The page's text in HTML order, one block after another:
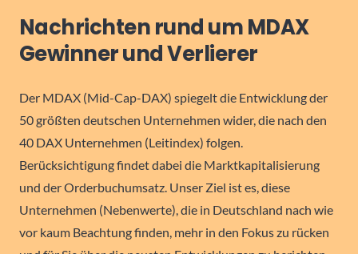
Nachrichten rund um MDAX
Gewinner und Verlierer
Der MDAX (Mid-Cap-DAX) spiegelt die Entwicklung der
50 größten deutschen Unternehmen wider, die nach den
40 DAX Unternehmen (Leitindex) folgen.
Berücksichtigung findet dabei die Marktkapitalisierung
und der Orderbuchumsatz. Unser Ziel ist es, diese
Unternehmen (Nebenwerte), die in Deutschland nach wie
vor kaum Beachtung finden, mehr in den Fokus zu rücken